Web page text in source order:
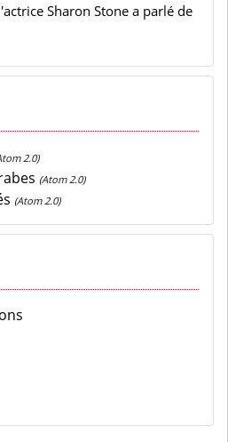
Sharon Stone a parlé de
2.0)
(Atom 2.0)
(Atom 2.0)